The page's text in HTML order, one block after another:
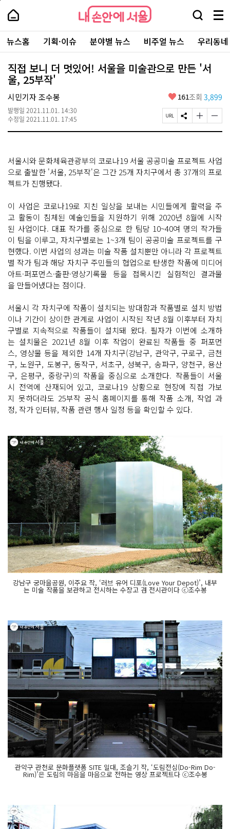
본
로
가
내
손
안
에
서
울
-
서
울
시
대
표
소
통
포
내
손
에
울
검
창
열
기
메
뉴
전
체
보
주
요
서
뉴스홈 기획·이슈 분야별 뉴스 비주얼 뉴스 우리동
직접 보니 더 멋있어! 서울을 미술관으로 만든 '서
울, 25부작'
시민기자 조수봉
발행일 2021.11.01. 14:30
수정일 2021.11.01. 17:45
좋
요
161조회 3,899
페
이
R
L
복
S
N
하
기
글
자
게
변
글
자
작
게
변
서울시와 문화체육관광부의 코로나19 서울 공공미술 프로젝트 사업
으로 출발한 '서울, 25부작'은 그간 25개 자치구에서 총 37개의 프로
젝트가 진행됐다.
이 사업은 코로나19로 지친 일상을 보내는 시민들에게 활력을 주
고 활동이 침체된 예술인들을 지원하기 위해 2020년 8월에 시작
된 사업이다. 대표 작가를 중심으로 한 팀당 10~40여 명의 작가들
이 팀을 이루고, 자치구별로는 1~3개 팀이 공공미술 프로젝트를 구
현했다. 이번 사업의 성과는 미술 작품 설치뿐만 아니라 각 프로젝트
별 작가 팀과 해당 자치구 주민들의 협업으로 탄생한 작품에 미디어
아트·퍼포먼스·출판·영상기록물 등을 접목시킨 실험적인 결과물
을 만들어냈다는 점이다.
서울시 각 자치구에 작품이 설치되는 방대함과 작품별로 설치 방법
이나 기간이 상이한 관계로 사업이 시작된 작년 8월 이후부터 자치
구별로 지속적으로 작품들이 설치돼 왔다. 필자가 이번에 소개하
는 설치물은 2021년 8월 이후 작업이 완료된 작품들 중 퍼포먼
스, 영상물 등을 제외한 14개 자치구(강남구, 관악구, 구로구, 금천
구, 노원구, 도봉구, 동작구, 서초구, 성북구, 송파구, 양천구, 용산
구, 은평구, 중랑구)의 작품을 중심으로 소개한다. 작품들이 서울
시 전역에 산재되어 있고, 코로나19 상황으로 현장에 직접 가보
지 못하더라도 25부작 공식 홈페이지를 통해 작품 소개, 작업 과
정, 작가 인터뷰, 작품 관련 행사 일정 등을 확인할 수 있다.
강남구 궁마을공원, 이주요 작, ‘러브 유어 디포(Love Your Depot)’, 내부
는 미술 작품을 보관하고 전시하는 수장고 겸 전시관이다 ⓒ조수봉
관악구 관천로 문화플랫폼 SITE 일대, 조슬기 작, ‘도림전심(Do-Rim Do-
Rim)’은 도림의 마음을 마음으로 전하는 영상 프로젝트다 ⓒ조수봉
페
상
단
로